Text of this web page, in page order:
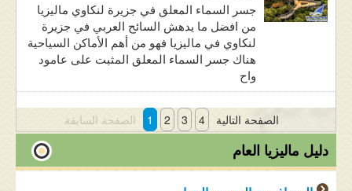
جسر السماء المعلق في جزيرة لنكاوي ماليزيا
من افضل ما يدهش السائح العربي في جزيرة
لنكاوي في ماليزيا فهو من أهم الأماكن السياحية
هناك جسر السماء المعلق المثبت على عامود
واح
الصفحة السابقة 1 2 3 4 الصفحة التالية
دليل ماليزيا العام